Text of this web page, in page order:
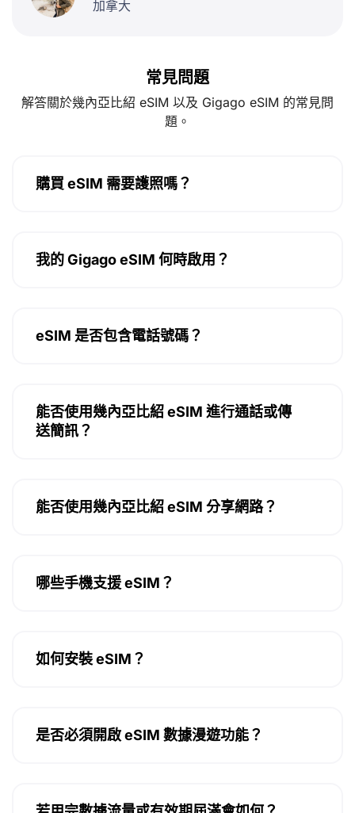
加拿大
常見問題
解答關於幾內亞比紹 eSIM 以及 Gigago eSIM 的常見問
題。
購買 eSIM 需要護照嗎？
我的 Gigago eSIM 何時啟用？
eSIM 是否包含電話號碼？
能否使用幾內亞比紹 eSIM 進行通話或傳
送簡訊？
能否使用幾內亞比紹 eSIM 分享網路？
哪些手機支援 eSIM？
如何安裝 eSIM？
是否必須開啟 eSIM 數據漫遊功能？